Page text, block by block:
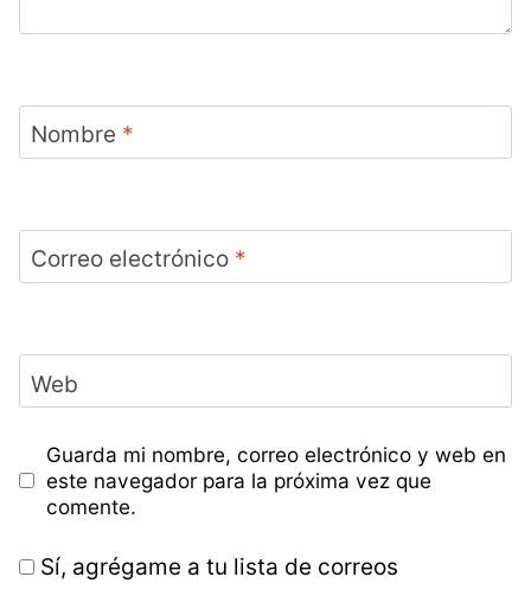
Nombre *
Correo electrónico *
Web
Guarda mi nombre, correo electrónico y web en
este navegador para la próxima vez que
comente.
Sí, agrégame a tu lista de correos